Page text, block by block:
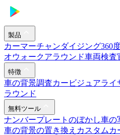
車のプロモーションビデオはどのよ
車のプロモーションビデオを作成する
車のプロモーションビデオは何分です
Spyneで自動車プロ
の革新的なAIソリュ
ビデオウォークアラウンド
ービデオ
自動車ディーラー
カー
車の広告ビデオ カー